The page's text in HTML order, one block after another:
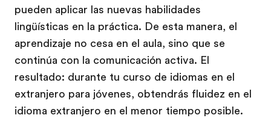
pueden aplicar las nuevas habilidades
lingüísticas en la práctica. De esta manera, el
aprendizaje no cesa en el aula, sino que se
continúa con la comunicación activa. El
resultado: durante tu curso de idiomas en el
extranjero para jóvenes, obtendrás fluidez en el
idioma extranjero en el menor tiempo posible.